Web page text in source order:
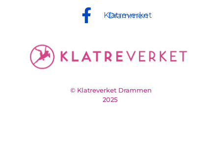
Klatreverket Drammen
© Klatreverket Drammen
2025